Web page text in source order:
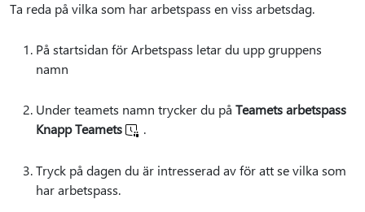
Ta reda på vilka som har arbetspass en viss arbetsdag.
På startsidan för Arbetspass letar du upp gruppens
namn
Under teamets namn trycker du på Teamets arbetspass
Knapp Teamets
.
Tryck på dagen du är intresserad av för att se vilka som
har arbetspass.